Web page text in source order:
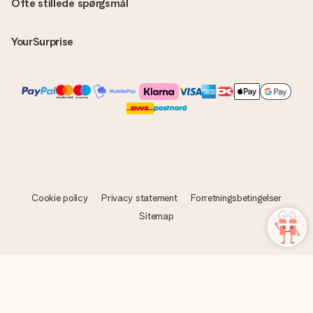
Ofte stillede spørgsmål
YourSurprise
Cookie policy Privacy statement
Forretningsbetingelser
Sitemap